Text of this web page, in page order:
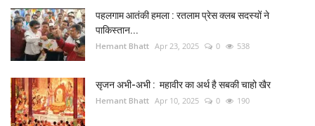
पहलगाम आतंकी हमला : रतलाम प्रेस क्लब सदस्यों ने
पाकिस्तान...
Hemant Bhatt Apr 23, 2025 0 538
सृजन अभी-अभी : महावीर का अर्थ है सबकी चाहो खैर
Hemant Bhatt Apr 10, 2025 0 190